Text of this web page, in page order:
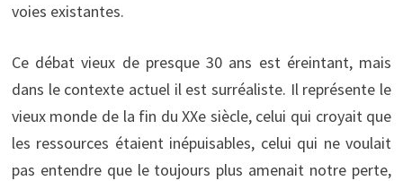
voies existantes.
Ce débat vieux de presque 30 ans est éreintant, mais
dans le contexte actuel il est surréaliste. Il représente le
vieux monde de la fin du XXe siècle, celui qui croyait que
les ressources étaient inépuisables, celui qui ne voulait
pas entendre que le toujours plus amenait notre perte,